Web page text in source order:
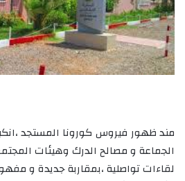
مند ظهور فيروس كورونا المستجد
الجماعة و مصالح الدرك وهيئات
لقاءات تواصلية ،بمقاربة جديدة و